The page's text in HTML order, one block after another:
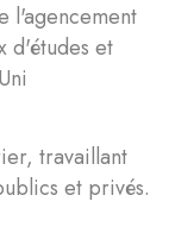
l'agencement
d'études et
travaillant
et privés.